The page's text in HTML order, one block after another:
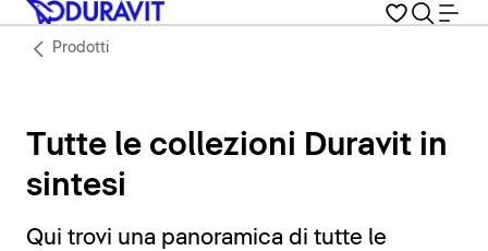
Prodotti
Tutte le collezioni Duravit in
sintesi
Qui trovi una panoramica di tutte le